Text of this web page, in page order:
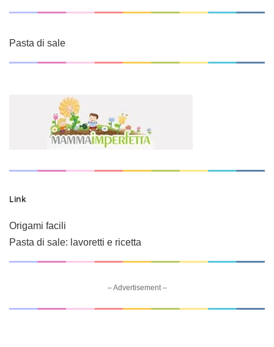
Pasta di sale
Link
Origami facili
Pasta di sale: lavoretti e ricetta
– Advertisement –